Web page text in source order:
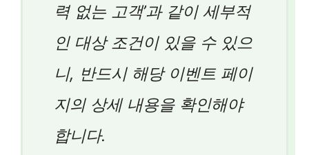
력 없는 고객’과 같이 세부적
인 대상 조건이 있을 수 있으
니, 반드시 해당 이벤트 페이
지의 상세 내용을 확인해야
합니다.